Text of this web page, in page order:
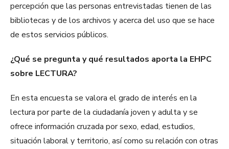
percepción que las personas entrevistadas tienen de las
bibliotecas y de los archivos y acerca del uso que se hace
de estos servicios públicos.
¿Qué se pregunta y qué resultados aporta la EHPC
sobre LECTURA?
En esta encuesta se valora el grado de interés en la
lectura por parte de la ciudadanía joven y adulta y se
ofrece información cruzada por sexo, edad, estudios,
situación laboral y territorio, así como su relación con otras